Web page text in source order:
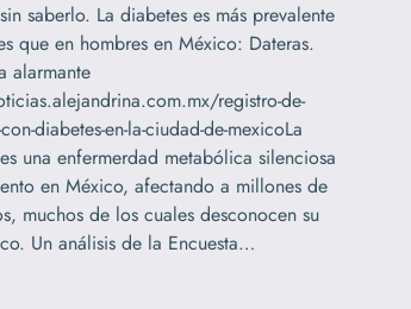
saberlo. La diabetes es más prevalente
que en hombres en México: Dateras.
alarmante
registro-de-
diabetes-en-la-ciudad-de-mexicoLa
una enfermerdad metabólica silenciosa
en México, afectando a millones de
muchos de los cuales desconocen su
Un análisis de la Encuesta…